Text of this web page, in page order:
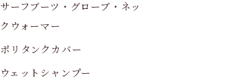
サーフブーツ・グローブ・ネッ
クウォーマー
ポリタンクカバー
ウェットシャンプー